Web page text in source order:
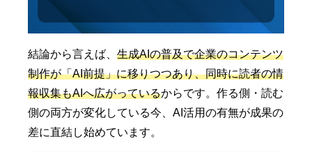
結論から言えば、 生成AIの普及で企業のコンテンツ
制作が「AI前提」に移りつつあり、同時に読者の情
報収集もAIへ広がっているからです。作る側・読む
側の両方が変化している今、AI活用の有無が成果の
差に直結し始めています。